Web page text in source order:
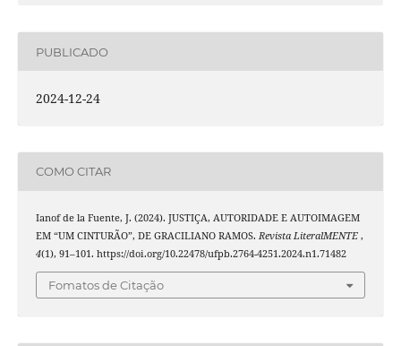
PUBLICADO
2024-12-24
COMO CITAR
Ianof de la Fuente, J. (2024). JUSTIÇA, AUTORIDADE E AUTOIMAGEM
EM “UM CINTURÃO”, DE GRACILIANO RAMOS. Revista LiteralMENTE ,
4(1), 91–101. https://doi.org/10.22478/ufpb.2764-4251.2024.n1.71482
Fomatos de Citação